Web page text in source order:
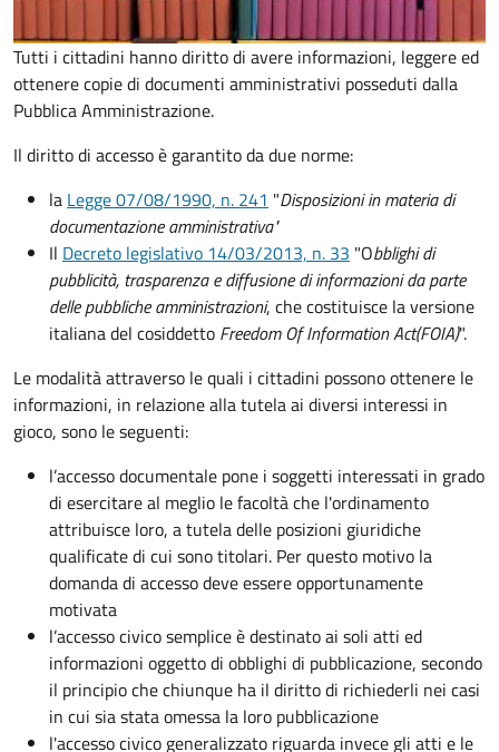
Tutti i cittadini hanno diritto di avere informazioni, leggere ed
ottenere copie di documenti amministrativi posseduti dalla
Pubblica Amministrazione.
Il diritto di accesso è garantito da due norme:
la Legge 07/08/1990, n. 241 "Disposizioni in materia di
documentazione amministrativa"
Il Decreto legislativo 14/03/2013, n. 33 "Obblighi di
pubblicità, trasparenza e diffusione di informazioni da parte
delle pubbliche amministrazioni, che costituisce la versione
italiana del cosiddetto Freedom Of Information Act(FOIA)".
Le modalità attraverso le quali i cittadini possono ottenere le
informazioni, in relazione alla tutela ai diversi interessi in
gioco, sono le seguenti:
l’accesso documentale pone i soggetti interessati in grado
di esercitare al meglio le facoltà che l'ordinamento
attribuisce loro, a tutela delle posizioni giuridiche
qualificate di cui sono titolari. Per questo motivo la
domanda di accesso deve essere opportunamente
motivata
l’accesso civico semplice è destinato ai soli atti ed
informazioni oggetto di obblighi di pubblicazione, secondo
il principio che chiunque ha il diritto di richiederli nei casi
in cui sia stata omessa la loro pubblicazione
l'accesso civico generalizzato riguarda invece gli atti e le